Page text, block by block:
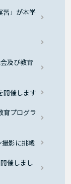
習」が本学
及び教育
開催します
育プログラ
撮影に挑戦
催しまし